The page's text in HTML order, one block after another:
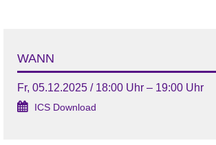
WANN
Fr, 05.12.2025 / 18:00 Uhr – 19:00 Uhr
ICS Download